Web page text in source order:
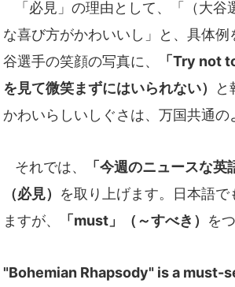
「必見」の理由として、「（大谷
な喜び方がかわいいし」と、具体
谷選手の笑顔の写真に、
「Try not
を見て微笑まずにはいられない）
と
かわいらしいしぐさは、万国共通の
それでは、 「今週のニュースな英
（必見） を取り上げます。日本語
ますが、
「must」（～すべき） を
"Bohemian Rhapsody" is a must-